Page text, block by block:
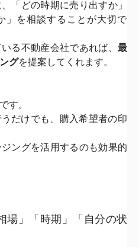
「どの時期に売り出すか」
」を相談することが大切で
る不動産会社であれば、 最
グを提案してくれます。
す。
だけでも、 購入希望者の印
ングを活用するのも効果的
場」「時期」「自分の状